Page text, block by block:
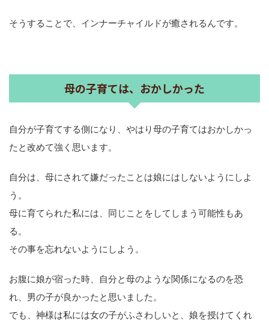
そうすることで、インナーチャイルドが癒されるんです。
母の子育ては、おかしかった
自分が子育てする側になり、やはり母の子育てはおかしかっ
たと改めて強く思います。
自分は、母にされて嫌だったことは娘にはしないようにしよ
う。
母に育てられた私には、同じことをしてしまう可能性もあ
る。
その事を忘れないようにしよう。
お腹に娘が宿った時、自分と母のような関係になるのを恐
れ、男の子が良かったと思いました。
でも、神様は私には女の子がふさわしいと、娘を授けてくれ